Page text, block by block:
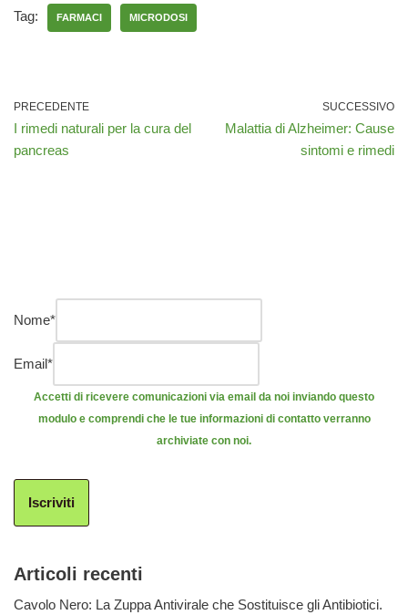
Tag: FARMACI MICRODOSI
PRECEDENTE
I rimedi naturali per la cura del
pancreas
SUCCESSIVO
Malattia di Alzheimer: Cause
sintomi e rimedi
Nome*
Email*
Accetti di ricevere comunicazioni via email da noi inviando questo
modulo e comprendi che le tue informazioni di contatto verranno
archiviate con noi.
Iscriviti
Articoli recenti
Cavolo Nero: La Zuppa Antivirale che Sostituisce gli Antibiotici.